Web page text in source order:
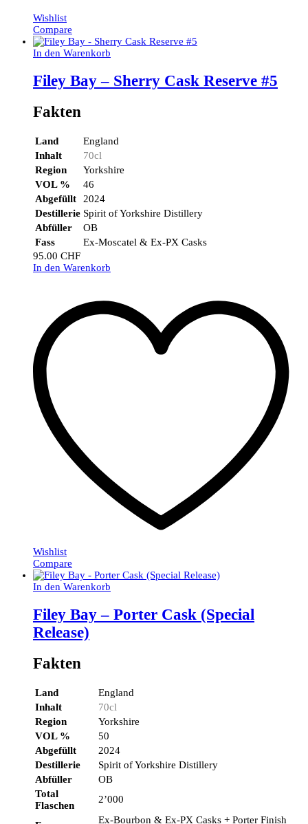
Wishlist
Compare
In den Warenkorb
Filey Bay – Sherry Cask Reserve #5
Fakten
Land
England
Inhalt
70cl
Region
Yorkshire
VOL %
46
Abgefüllt
2024
Destillerie Spirit of Yorkshire Distillery
Abfüller
OB
Fass
Ex-Moscatel & Ex-PX Casks
95.00 CHF
In den Warenkorb
Wishlist
Compare
In den Warenkorb
Filey Bay – Porter Cask (Special
Release)
Fakten
Land
England
Inhalt
70cl
Region
Yorkshire
VOL %
50
Abgefüllt
2024
Destillerie
Spirit of Yorkshire Distillery
Abfüller
OB
Total
Flaschen
2’000
Ex-Bourbon & Ex-PX Casks + Porter Finish